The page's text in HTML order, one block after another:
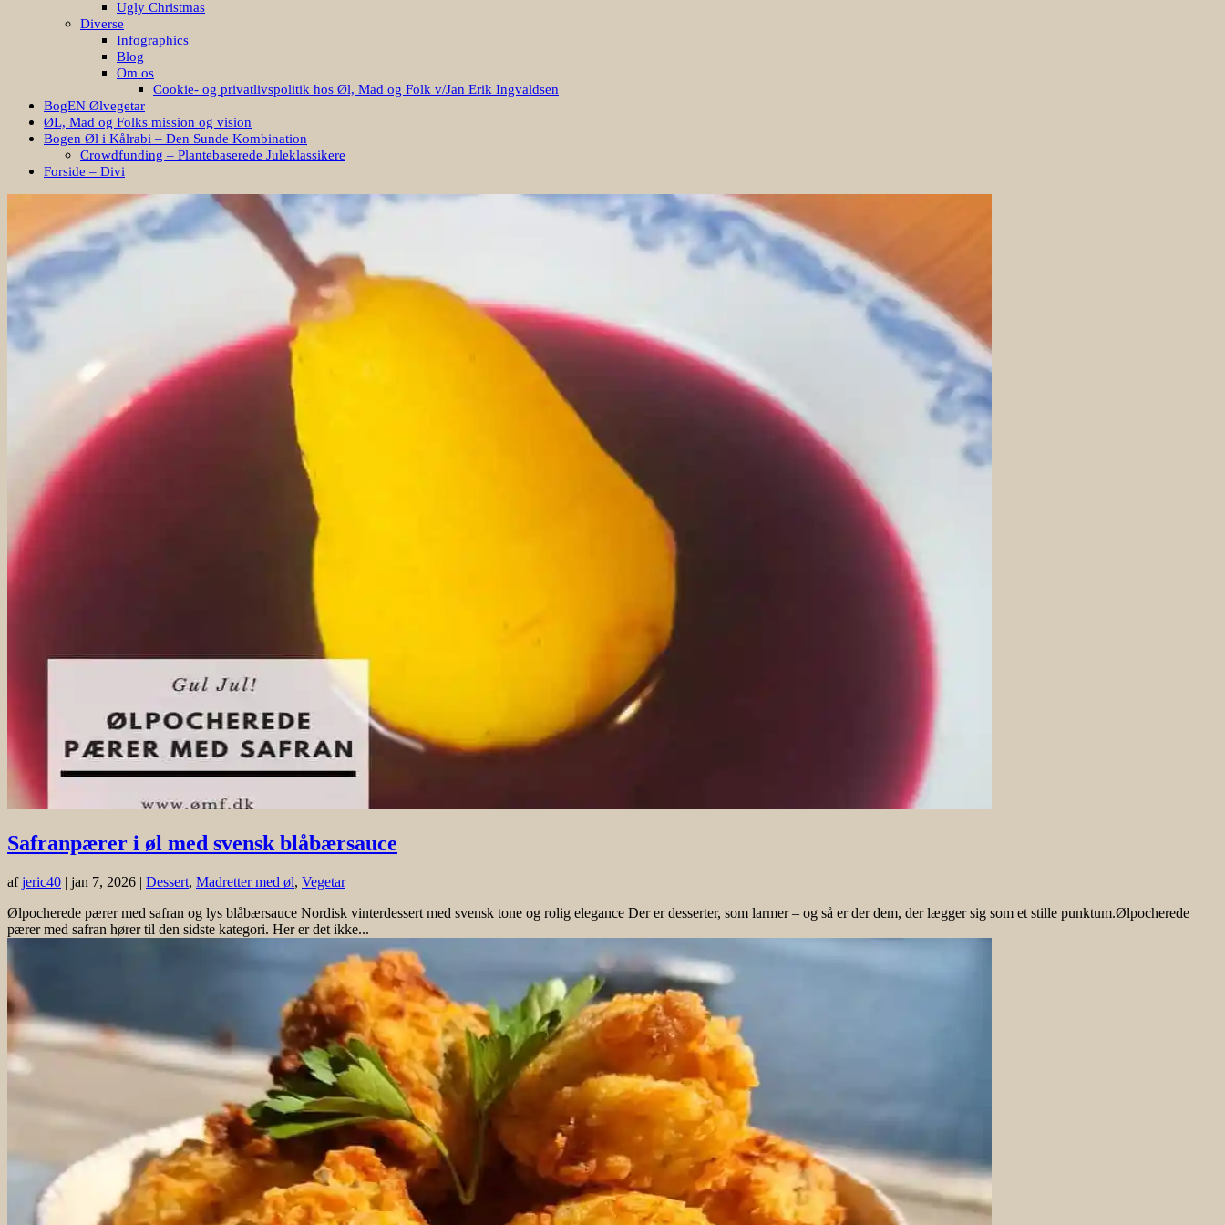
Ugly Christmas
Diverse
Infographics
Blog
Om os
Cookie- og privatlivspolitik hos Øl, Mad og Folk v/Jan Erik Ingvaldsen
BogEN Ølvegetar
ØL, Mad og Folks mission og vision
Bogen Øl i Kålrabi – Den Sunde Kombination
Crowdfunding – Plantebaserede Juleklassikere
Forside – Divi
Safranpærer i øl med svensk blåbærsauce
afjeric40 | jan 7, 2026 | Dessert, Madretter med øl, Vegetar
Ølpocherede pærer med safran og lys blåbærsauce Nordisk vinterdessert med svensk tone og rolig elegance Der er desserter, som larmer – og så er der dem, der lægger sig som et stille punktum.Ølpocherede
pærer med safran hører til den sidste kategori. Her er det ikke...